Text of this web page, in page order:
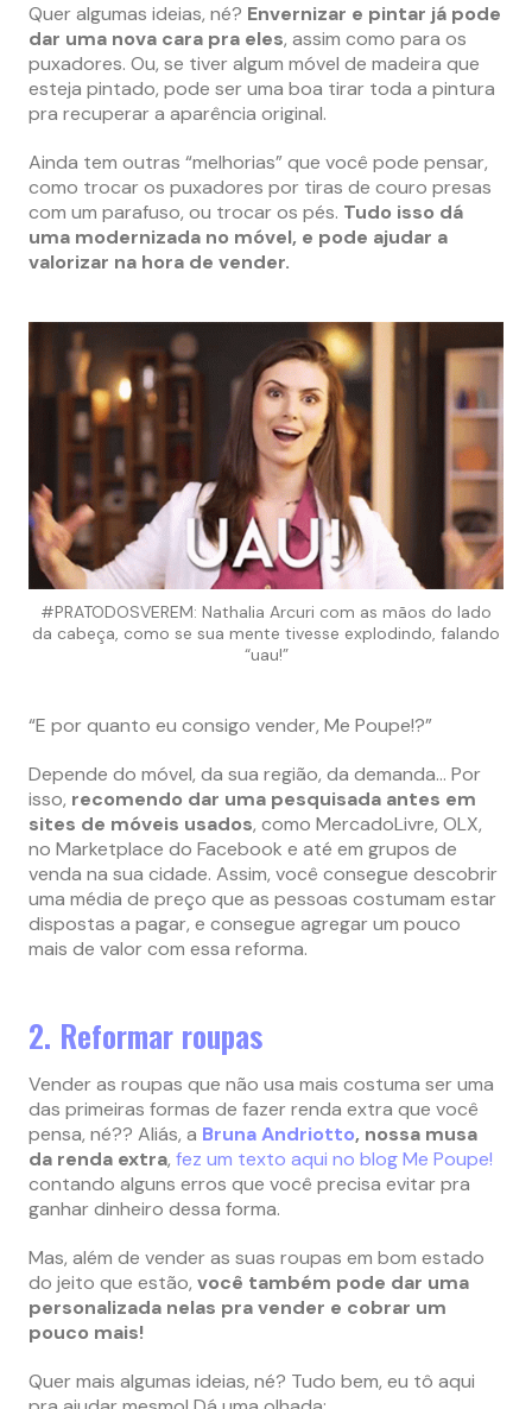
Quer algumas ideias, né? Envernizar e pintar já pode
dar uma nova cara pra eles, assim como para os
puxadores. Ou, se tiver algum móvel de madeira que
esteja pintado, pode ser uma boa tirar toda a pintura
pra recuperar a aparência original.
Ainda tem outras “melhorias” que você pode pensar,
como trocar os puxadores por tiras de couro presas
com um parafuso, ou trocar os pés. Tudo isso dá
uma modernizada no móvel, e pode ajudar a
valorizar na hora de vender.
#PRATODOSVEREM: Nathalia Arcuri com as mãos do lado
da cabeça, como se sua mente tivesse explodindo, falando
“uau!”
“E por quanto eu consigo vender, Me Poupe!?”
Depende do móvel, da sua região, da demanda… Por
isso, recomendo dar uma pesquisada antes em
sites de móveis usados, como MercadoLivre, OLX,
no Marketplace do Facebook e até em grupos de
venda na sua cidade. Assim, você consegue descobrir
uma média de preço que as pessoas costumam estar
dispostas a pagar, e consegue agregar um pouco
mais de valor com essa reforma.
2. Reformar roupas
Vender as roupas que não usa mais costuma ser uma
das primeiras formas de fazer renda extra que você
pensa, né?? Aliás, a Bruna Andriotto, nossa musa
da renda extra, fez um texto aqui no blog Me Poupe!
contando alguns erros que você precisa evitar pra
ganhar dinheiro dessa forma.
Mas, além de vender as suas roupas em bom estado
do jeito que estão, você também pode dar uma
personalizada nelas pra vender e cobrar um
pouco mais!
Quer mais algumas ideias, né? Tudo bem, eu tô aqui